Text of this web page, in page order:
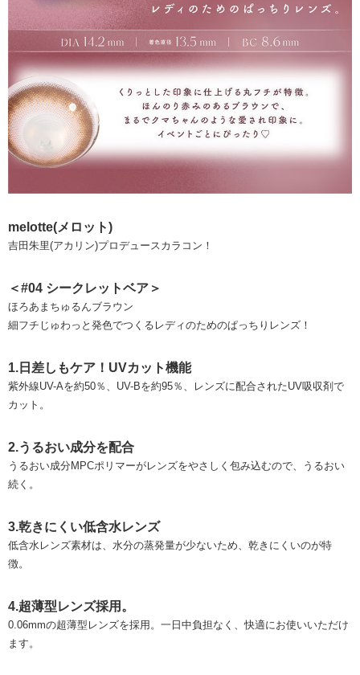
melotte(メロット)
吉田朱里(アカリン)プロデュースカラコン！
＜#04 シークレットベア＞
ほろあまちゅるんブラウン
細フチじゅわっと発色でつくるレディのためのぱっちりレンズ！
1.日差しもケア！UVカット機能
紫外線UV-Aを約50％、UV-Bを約95％、レンズに配合されたUV吸収剤で
カット。
2.うるおい成分を配合
うるおい成分MPCポリマーがレンズをやさしく包み込むので、うるおい
続く。
3.乾きにくい低含水レンズ
低含水レンズ素材は、水分の蒸発量が少ないため、乾きにくいのが特
徴。
4.超薄型レンズ採用。
0.06mmの超薄型レンズを採用。一日中負担なく、快適にお使いいただけ
ます。